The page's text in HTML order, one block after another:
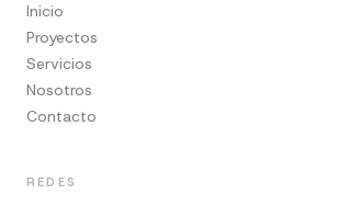
Inicio
Proyectos
Servicios
Nosotros
Contacto
REDES